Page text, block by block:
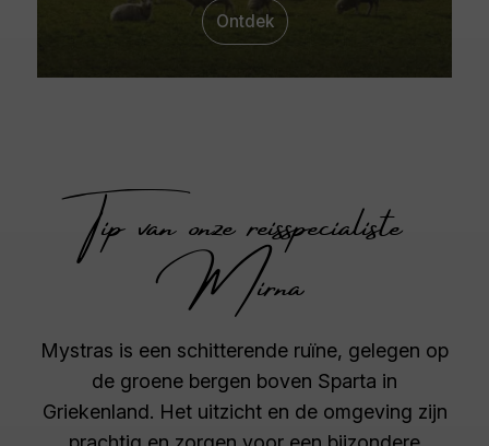
Ontdek
Tip van onze reisspecialiste
Mirna
Mystras is een schitterende ruïne, gelegen op
de groene bergen boven Sparta in
Griekenland. Het uitzicht en de omgeving zijn